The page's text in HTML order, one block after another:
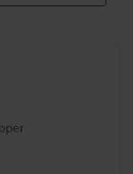
geleden